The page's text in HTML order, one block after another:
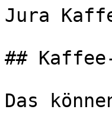
Jura
##
Das